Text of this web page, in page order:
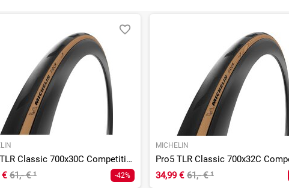
Pro5 TLR Classic 700x30C Competition Line Gum-X Compound
€ 61,- €¹ -42%
MICHELIN
34,99 € 61,- €¹